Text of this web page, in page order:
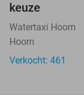
keuze
Watertaxi Hoorn
Hoorn
Verkocht: 461